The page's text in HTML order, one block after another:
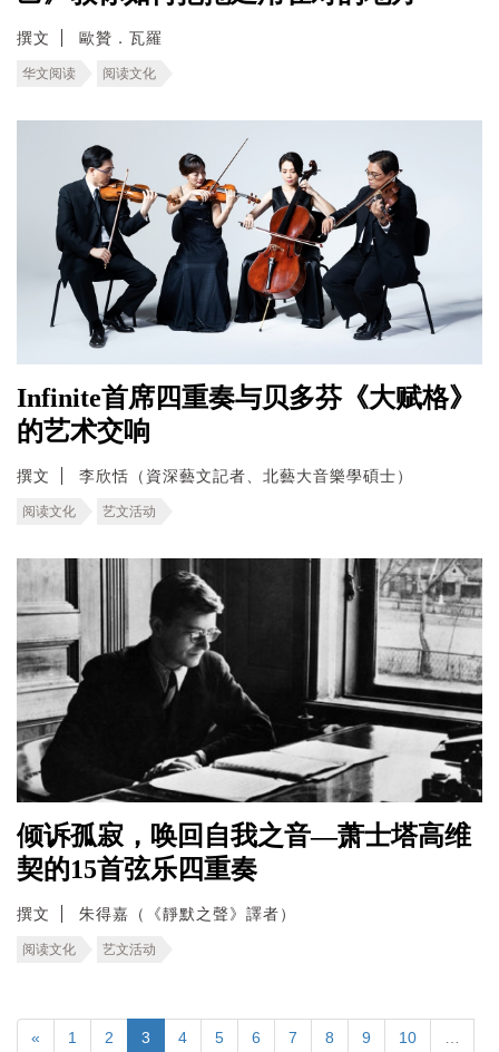
撰文 歐贊．瓦羅
华文阅读 阅读文化
Infinite首席四重奏与贝多芬《大赋格》
的艺术交响
撰文 李欣恬（資深藝文記者、北藝大音樂學碩士）
阅读文化 艺文活动
倾诉孤寂，唤回自我之音—萧士塔高维
契的15首弦乐四重奏
撰文 朱得嘉（《靜默之聲》譯者）
阅读文化 艺文活动
« 1 2 3 4 5 6 7 8 9 10